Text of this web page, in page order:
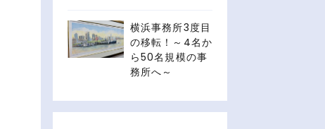
横浜事務所3度目
の移転！～4名か
ら50名規模の事
務所へ～